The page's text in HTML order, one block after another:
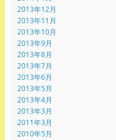
2013年12月
2013年11月
2013年10月
2013年9月
2013年8月
2013年7月
2013年6月
2013年5月
2013年4月
2013年3月
2011年3月
2010年5月